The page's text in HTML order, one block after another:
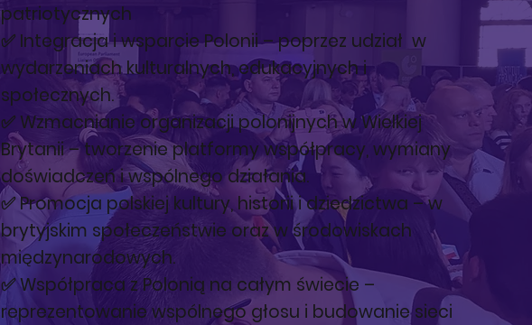
patriotycznych
✅ Integracja i wsparcie Polonii – poprzez udział w
wydarzeniach kulturalnych, edukacyjnych i
społecznych.
✅ Wzmacnianie organizacji polonijnych w Wielkiej
Brytanii – tworzenie platformy współpracy, wymiany
doświadczeń i wspólnego działania.
✅ Promocja polskiej kultury, historii i dziedzictwa – w
brytyjskim społeczeństwie oraz w środowiskach
międzynarodowych.
✅ Współpraca z Polonią na całym świecie –
reprezentowanie wspólnego głosu i budowanie sieci